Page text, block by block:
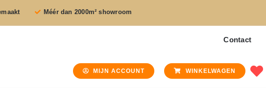
Méér dan 2000m² showroom
Contact
MIJN ACCOUNT WINKELWAGEN